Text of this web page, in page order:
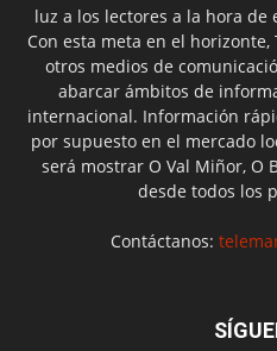
luz a los lectores a la hora
Con esta meta en el
otros medios de
abarcar ámbitos de
internacional. Información
por supuesto en el mercado
será mostrar O Val Miñor, O
desde todos los
Contáctanos: